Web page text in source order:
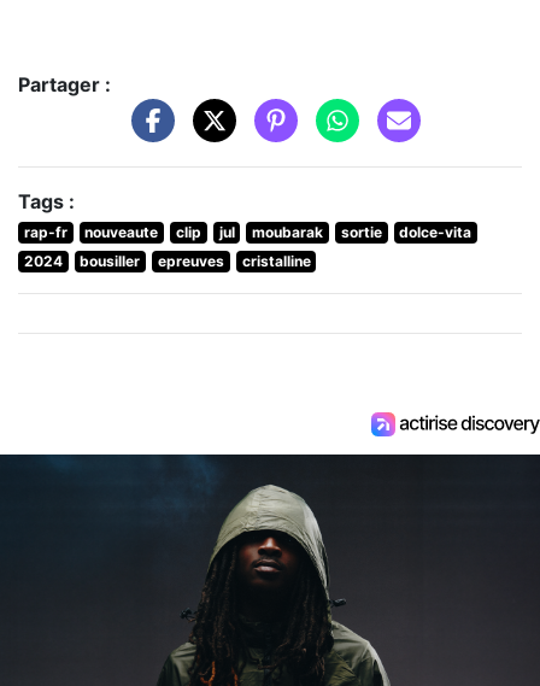
Partager :
Tags :
rap-fr nouveaute clip jul moubarak sortie
dolce-vita
2024
bousiller epreuves cristalline